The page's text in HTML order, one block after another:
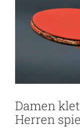
Damen
Herren